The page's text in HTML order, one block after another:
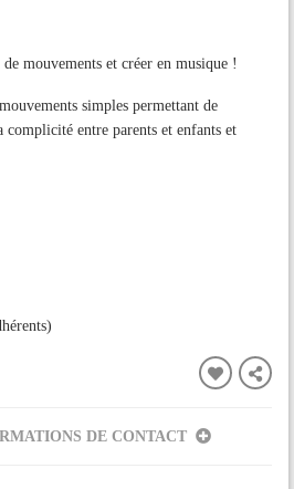
mouvements et créer en musique !
simples permettant de
entre parents et enfants et
DE CONTACT